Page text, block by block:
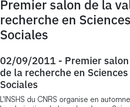
Premier salon de la
recherche en
Sociales
02/09/2011 - Premier
de la recherche en
Sociales
L'INSHS du CNRS organise en